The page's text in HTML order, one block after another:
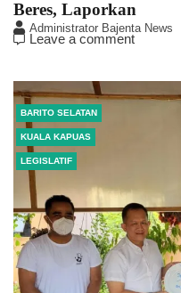
Beres, Laporkan
Administrator Bajenta News
Leave a comment
BARITO SELATAN
KUALA KAPUAS
LEGISLATIF